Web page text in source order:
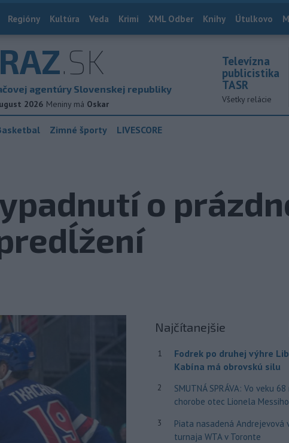
Regióny Kultúra Veda Krimi XML Odber Knihy Útulkovo
.SK
agentúry Slovenskej republiky
2026 Meniny má Oskar
Televízna
publicistika
TASR
Všetky relácie
Zimné športy LIVESCORE
o
Najčítanejšie
1
Fodrek po druhej výhre
Kabína má obrovskú silu
2
SMUTNÁ SPRÁVA: Vo veku
chorobe otec Lionela Messiho
3
Piata nasadená Andrejevová
turnaja WTA v Toronte